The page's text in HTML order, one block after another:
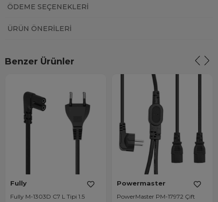
ÖDEME SEÇENEKLERI
ÜRÜN ÖNERILERI
Benzer Ürünler
Fully
Fully M-1303D C7 L Tipi 1.5
Powermaster
PowerMaster PM-17972 Çift